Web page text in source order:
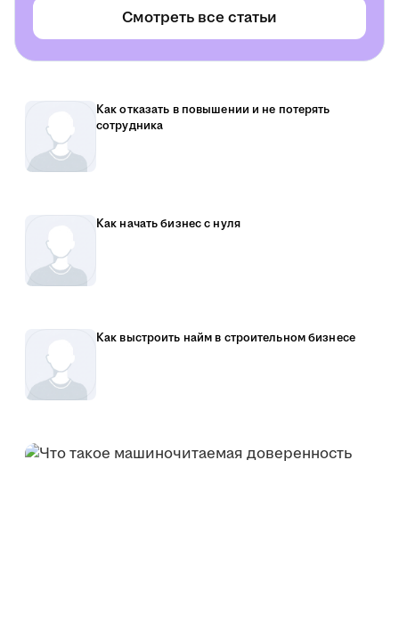
Смотреть все статьи
Как отказать в повышении и не потерять
сотрудника
Как начать бизнес с нуля
Как выстроить найм в строительном бизнесе